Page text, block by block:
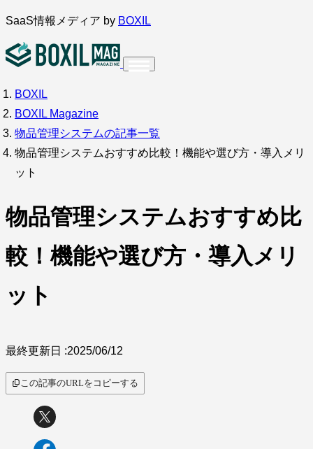
内
を
キ
ッ
プ
SaaS情報メディア by BOXIL
インタビュー
調査・アンケート
BOXIL
BOXIL Magazine
物品管理システムの記事一覧
物品管理システムおすすめ比較！機能や選び方・導入メリ
ット
物品管理システムおすすめ比
較！機能や選び方・導入メリ
ット
最終更新日 :2025/06/12
この記事のURLをコピーする